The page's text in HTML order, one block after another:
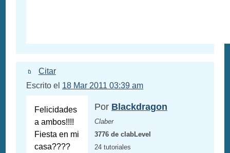
Citar
Escrito el 18 Mar 2011 03:39 am
Felicidades
a ambos!!!!
Fiesta en mi
casa????
Por Blackdragon
Claber
3776 de clabLevel
24 tutoriales